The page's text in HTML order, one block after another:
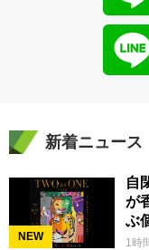
新着ニュース
NEW
自
が
ぶ
1時